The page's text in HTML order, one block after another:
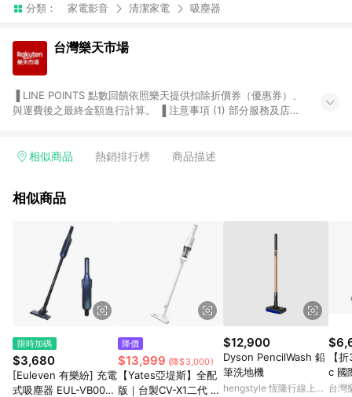
分類： 家電影音 清潔家電 吸塵器
台灣樂天市場
與運費後之最終金額進行計算。 ▐ 注意事項 (1) 部分服務及店家
Smart mobile、神腦生活、JS巨盛、樂天KOBO電子書，請詳閱
台灣樂天市場，並在同一瀏覽器於24小時內結帳，才享有 LINE
市場 45 天內完成訂單出貨及結帳，則不符合贈點資格。 (4) 如
使用APP、或中途瀏覽比價網、回饋網、Google等其他網頁、或
由網頁版(電腦版/手機版網頁)切換為App都將會造成追蹤中斷而
無法進行 LINE POINTS 回饋。 (5) LINE 購物為購物資訊整合性
平台，商品資料更新會有時間差，如顯示之商品規格、顏色、價
位、贈品與台灣樂天市場銷售網頁不符，以銷售網頁標示為準。
(6) 導購訂單已逾 365 天，根據台灣樂天回饋規定，逾期訂單將
點數回饋或點數回饋有爭議，台灣樂天市場保有更改條款與法律
追訴之權利，活動詳情以樂天市場網站公告為準。
相似商品 熱銷排行榜 商品描述
相似商品
限時加碼
$3,680
[Euleven 有樂紛] 充電
式吸塵器 EUL-VB002
降價
$13,999 (降$3,000)
【Yates亞堤斯】全配
版｜台製CV-X1二代 發
$12,900
Dyson PencilWash 鉛
筆洗地機
hengstyle 恆隆行線上購
【
c 國
MC-
台灣